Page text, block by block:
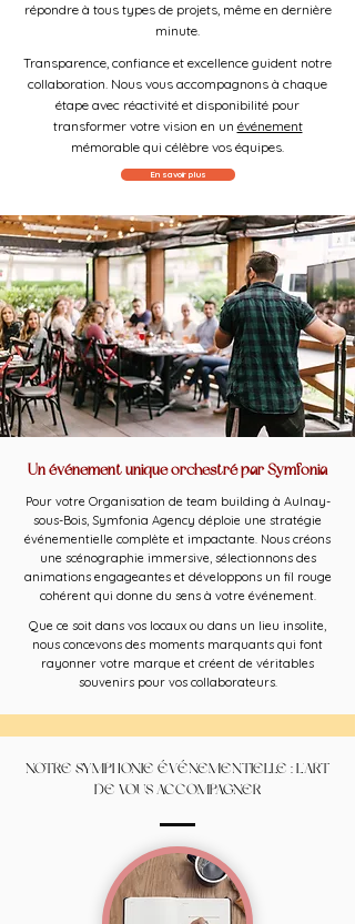
répondre à tous types de projets, même en dernière
minute.
Transparence, confiance et excellence guident notre
collaboration. Nous vous accompagnons à chaque
étape avec réactivité et disponibilité pour
transformer votre vision en un événement
mémorable qui célèbre vos équipes.
En savoir plus
Un événement unique orchestré par Symfonia
Pour votre Organisation de team building à Aulnay-
sous-Bois, Symfonia Agency déploie une stratégie
événementielle complète et impactante. Nous créons
une scénographie immersive, sélectionnons des
animations engageantes et développons un fil rouge
cohérent qui donne du sens à votre événement.
Que ce soit dans vos locaux ou dans un lieu insolite,
nous concevons des moments marquants qui font
rayonner votre marque et créent de véritables
souvenirs pour vos collaborateurs.
NOTRE SYMPHONIE ÉVÉNEMENTIELLE : L'ART
DE VOUS ACCOMPAGNER